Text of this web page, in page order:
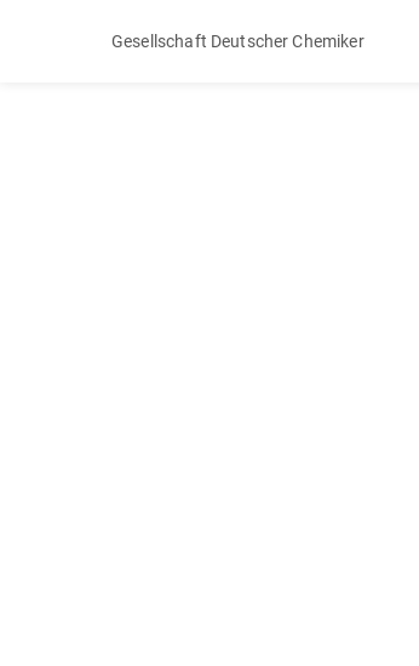
Gesellschaft Deutscher Chemiker